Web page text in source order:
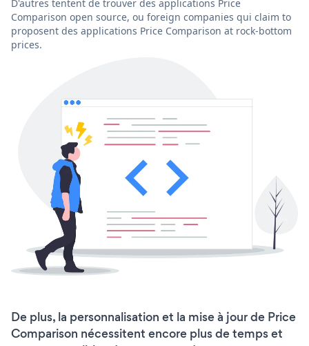
D'autres tentent de trouver des applications Price
Comparison open source, ou foreign companies qui claim to
proposent des applications Price Comparison at rock-bottom
prices.
De plus, la personnalisation et la mise à jour de Price
Comparison nécessitent encore plus de temps et